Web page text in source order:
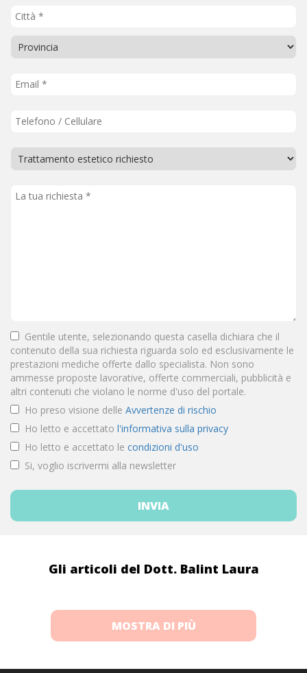
Gentile utente, selezionando questa casella dichiara che il
contenuto della sua richiesta riguarda solo ed esclusivamente le
prestazioni mediche offerte dallo specialista. Non sono
ammesse proposte lavorative, offerte commerciali, pubblicità e
altri contenuti che violano le norme d'uso del portale.
Ho preso visione delle Avvertenze di rischio
Ho letto e accettato l'informativa sulla privacy
Ho letto e accettato le condizioni d'uso
Si, voglio iscrivermi alla newsletter
Gli articoli del Dott. Balint Laura
MOSTRA DI PIÙ